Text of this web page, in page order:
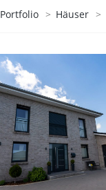
Portfolio > Häuser >